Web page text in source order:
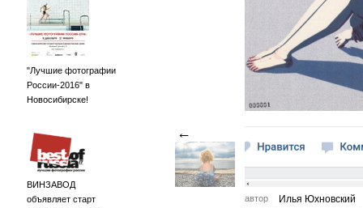
"Лучшие фотографии
России-2016" в
Новосибирске!
ВИНЗАВОД
объявляет старт
←
автор Илья Юхновский